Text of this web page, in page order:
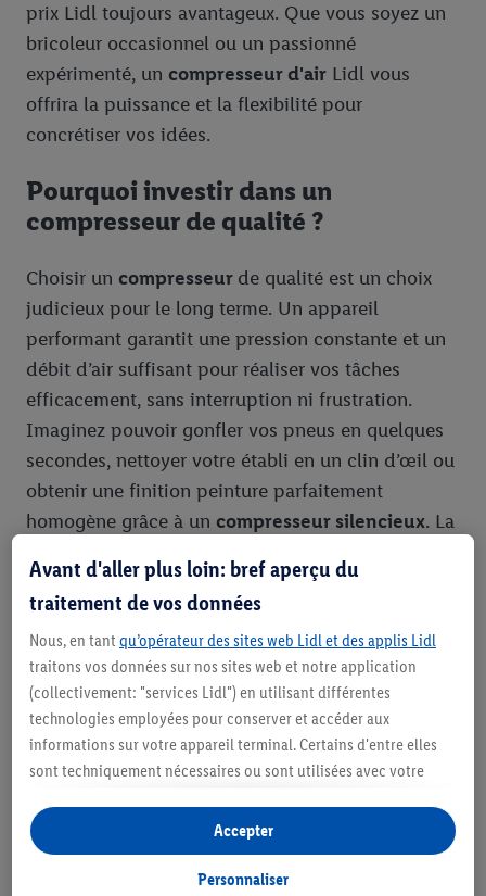
prix Lidl toujours avantageux. Que vous soyez un
bricoleur occasionnel ou un passionné
expérimenté, un compresseur d'air Lidl vous
offrira la puissance et la flexibilité pour
concrétiser vos idées.
Pourquoi investir dans un
compresseur de qualité ?
Choisir un compresseur de qualité est un choix
judicieux pour le long terme. Un appareil
performant garantit une pression constante et un
débit d’air suffisant pour réaliser vos tâches
efficacement, sans interruption ni frustration.
Imaginez pouvoir gonfler vos pneus en quelques
secondes, nettoyer votre établi en un clin d’œil ou
obtenir une finition peinture parfaitement
homogène grâce à un compresseur silencieux. La
qu’il devient vite l’un des outils les plus sollicités
de votre garage ou atelier. De plus, un modèle
robuste, qu’il s’agisse d’uncompresseur vertical
ou d’unmini compresseur portable, est conçu
pour durer, même en usage fréquent, vous
assurant un excellent retour sur investissement.
Comment choisir le compresseur
idéal chez Lidl ?
Avec autant de modèles disponibles, choisir le
Avant d'aller plus loin: bref aperçu du
traitement de vos données
Nous, en tant qu’opérateur des sites web Lidl et des applis Lidl
traitons vos données sur nos sites web et notre application
(collectivement: "services Lidl") en utilisant différentes
technologies employées pour conserver et accéder aux
informations sur votre appareil terminal. Certains d'entre elles
sont techniquement nécessaires ou sont utilisées avec votre
des statistiques ou pour des publicités personnalisées au sein
et en dehors des services Lidl. Si vous participez au programme
Lidl Plus, les données issues de votre comportement d’achat en
Personnaliser
Accepter